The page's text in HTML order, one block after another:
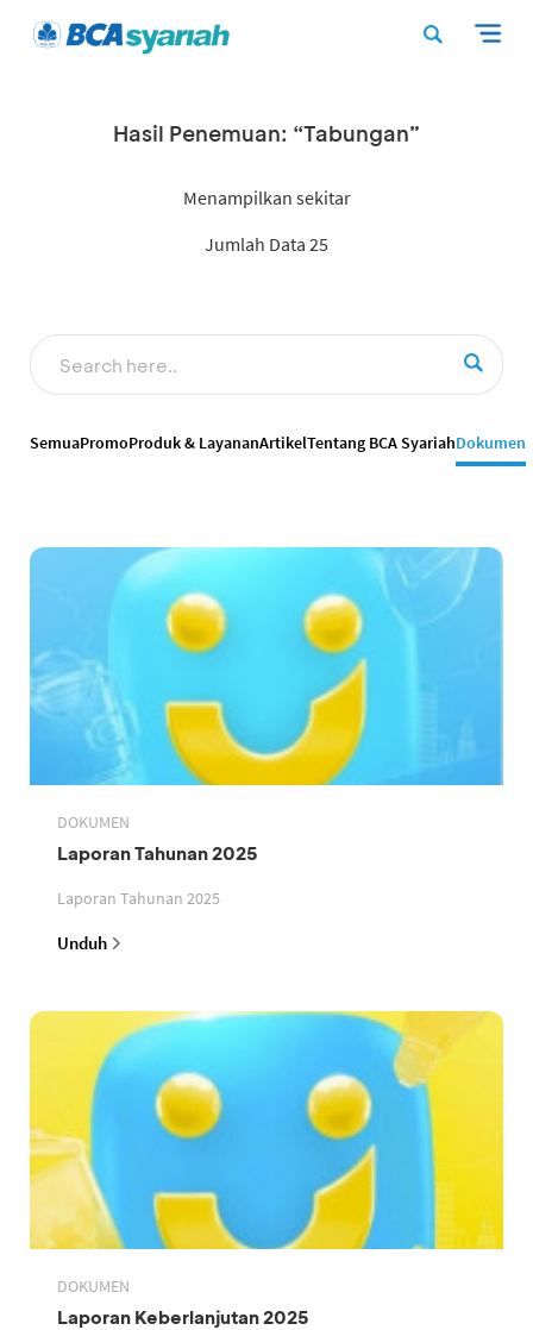
Hasil Penemuan: “Tabungan”
Menampilkan sekitar
Jumlah Data 25
SemuaPromoProduk & LayananArtikelTentang BCA SyariahDokumen
DOKUMEN
Laporan Tahunan 2025
Laporan Tahunan 2025
Unduh
DOKUMEN
Laporan Keberlanjutan 2025